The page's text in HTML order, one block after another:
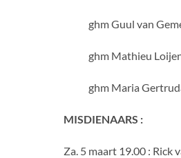
ghm Guul van
ghm Mathieu Loijen,
ghm Maria Gertruda
MISDIENAARS :
Za. 5 maart 19.00 : Rick